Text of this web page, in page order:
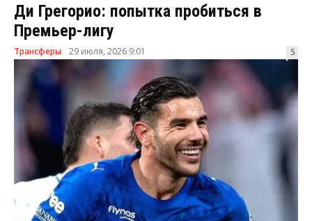
Ди Грегорио: попытка пробиться в
Премьер-лигу
Трансферы 29 июля, 2026 9:01 5